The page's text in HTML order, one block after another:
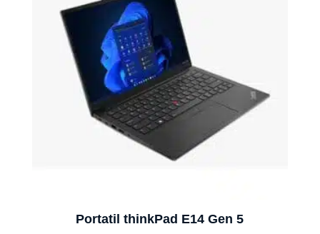
Portatil thinkPad E14 Gen 5